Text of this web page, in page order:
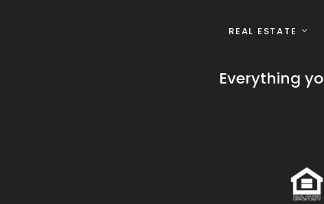
REAL ESTATE
Everything